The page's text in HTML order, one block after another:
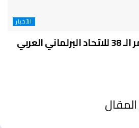
الأخبار
الجزائر تحتضن المؤتمر الـ 38 للاتحاد البرلماني العربي